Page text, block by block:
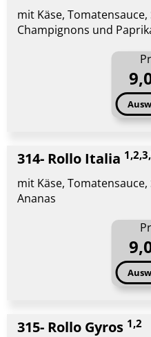
mit Käse, Tomatensauce,
Champignons und
314- Rollo Italia
mit Käse,
Ananas
315- Rollo Gyros 1,2